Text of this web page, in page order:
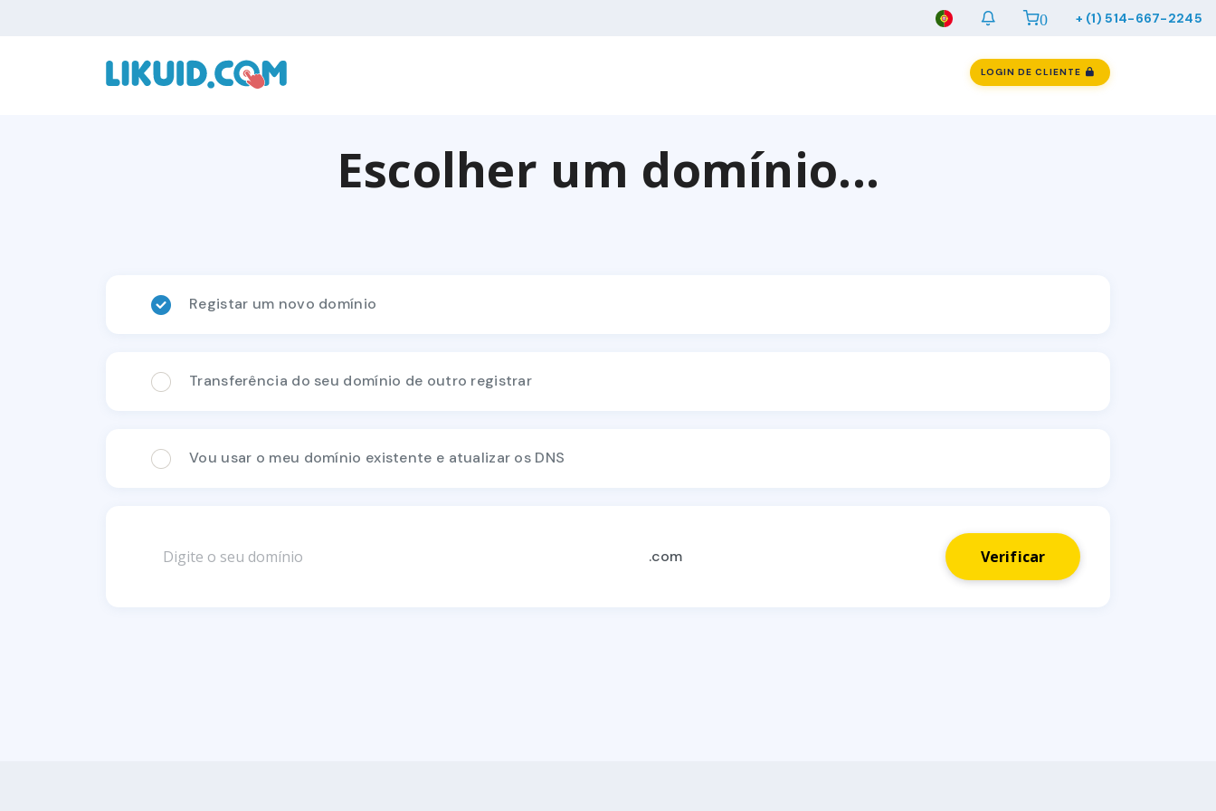
0 + (1) 514-667-2245
LOGIN DE CLIENTE
Escolher um domínio...
Registar um novo domínio
Transferência do seu domínio de outro registrar
Vou usar o meu domínio existente e atualizar os DNS
Verificar